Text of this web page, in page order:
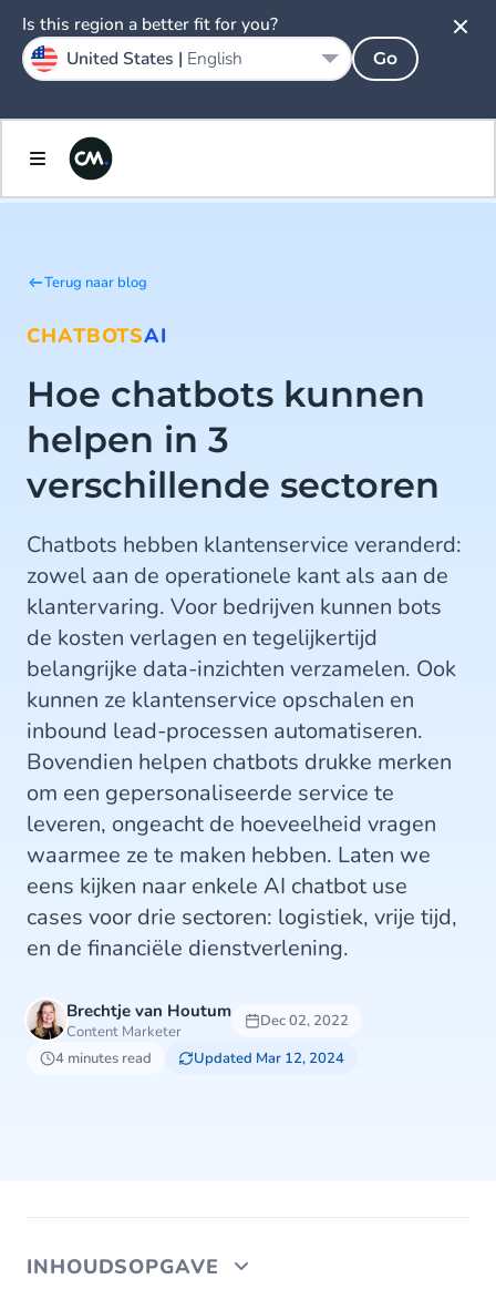
Terug naar blog
CHATBOTSAI
Hoe chatbots kunnen
helpen in 3
verschillende sectoren
Chatbots hebben klantenservice veranderd:
zowel aan de operationele kant als aan de
klantervaring. Voor bedrijven kunnen bots
de kosten verlagen en tegelijkertijd
belangrijke data-inzichten verzamelen. Ook
kunnen ze klantenservice opschalen en
inbound lead-processen automatiseren.
Bovendien helpen chatbots drukke merken
om een gepersonaliseerde service te
leveren, ongeacht de hoeveelheid vragen
waarmee ze te maken hebben. Laten we
eens kijken naar enkele AI chatbot use
cases voor drie sectoren: logistiek, vrije tijd,
en de financiële dienstverlening.
Brechtje van Houtum
Content Marketer
Dec 02, 2022
4 minutes read
Updated Mar 12, 2024
INHOUDSOPGAVE
Is this region a better fit for you?
United States | English Go